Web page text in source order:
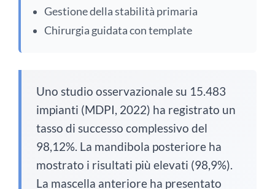
Gestione della stabilità primaria
Chirurgia guidata con template
Uno studio osservazionale su 15.483
impianti (MDPI, 2022) ha registrato un
tasso di successo complessivo del
98,12%. La mandibola posteriore ha
mostrato i risultati più elevati (98,9%).
La mascella anteriore ha presentato